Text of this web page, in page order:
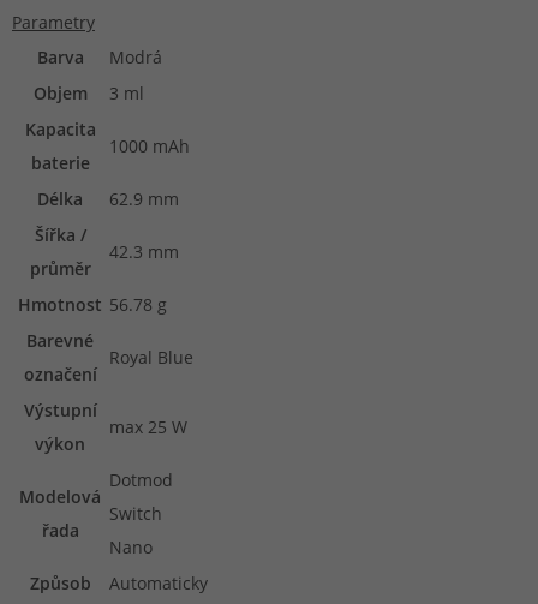
Parametry
Barva
Modrá
Objem
3 ml
Kapacita
baterie
1000 mAh
Délka
62.9 mm
Šířka /
průměr
42.3 mm
Hmotnost 56.78 g
Barevné
označení
Royal Blue
Výstupní
výkon
max 25 W
Modelová
řada
Dotmod
Switch
Nano
Způsob
Automaticky